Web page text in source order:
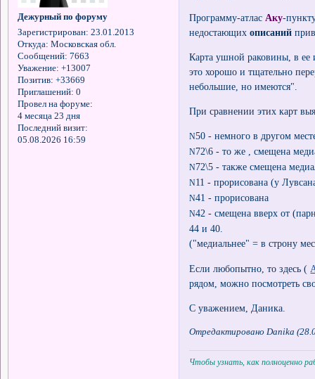
Дежурный по форуму
Зарегистрирован: 23.01.2013
Откуда: Московская обл.
Сообщений: 7663
Уважение: +13007
Позитив: +33669
Приглашений: 0
Провел на форуме:
4 месяца 23 дня
Последний визит:
05.08.2026 16:59
Программу-атласАку-
недостающихописаний
Карта ушной раковины, в ее
это хорошо и тщательно
небольшие, но имеются".
При сравнении этих карт
N50 - немного в другом
N72\6 - то же , смещена
N72\5 - также смещена
N11 - прорисована (у
N41 - прорисована
N42 - смещена вверх от
44 и 40.
("медиальнее" = в строну
Если любопытно, то здесь (
рядом, можно посмотреть
С уважением, Даника.
Отредактировано Danika
Чтобы узнать, как полноценно